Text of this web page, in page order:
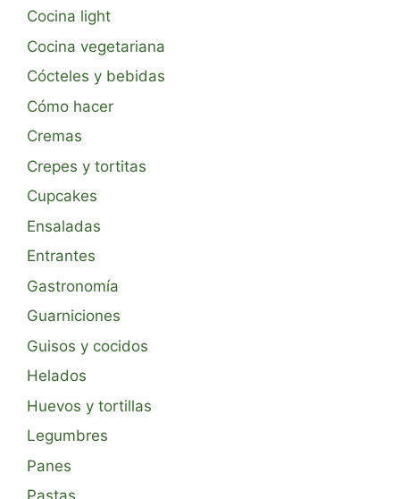
Cocina light
Cocina vegetariana
Cócteles y bebidas
Cómo hacer
Cremas
Crepes y tortitas
Cupcakes
Ensaladas
Entrantes
Gastronomía
Guarniciones
Guisos y cocidos
Helados
Huevos y tortillas
Legumbres
Panes